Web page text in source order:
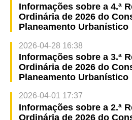
Informações sobre a 4.ª
Ordinária de 2026 do
Planeamento Urbanístico
2026-04-28 16:38
Informações sobre a 3.ª
Ordinária de 2026 do
Planeamento Urbanístico
2026-04-01 17:37
Informações sobre a 2.ª
Ordinária de 2026 do